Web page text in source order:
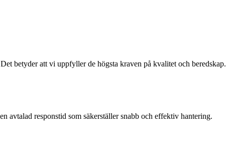
betyder att vi uppfyller de högsta kraven på kvalitet och beredskap.
avtalad responstid som säkerställer snabb och effektiv hantering.